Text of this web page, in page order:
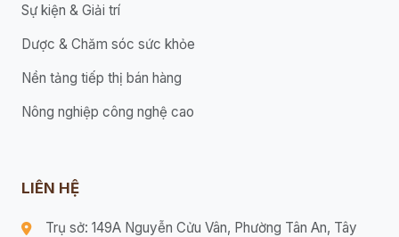
Sự kiện & Giải trí
Dược & Chăm sóc sức khỏe
Nền tảng tiếp thị bán hàng
Nông nghiệp công nghệ cao
LIÊN HỆ
Trụ sở: 149A Nguyễn Cửu Vân, Phường Tân An, Tây